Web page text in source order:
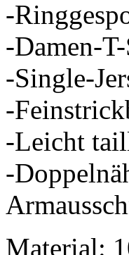
-
-Damen-
-Single-
-
-Leicht
-
Material: